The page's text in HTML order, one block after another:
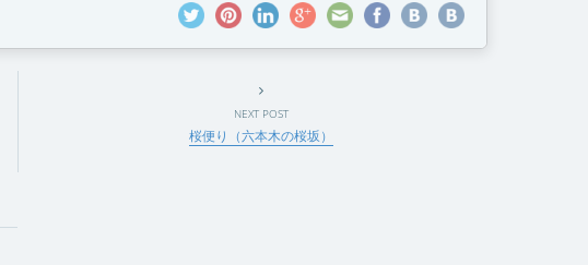
NEXT POST
桜便り（六本木の桜坂）